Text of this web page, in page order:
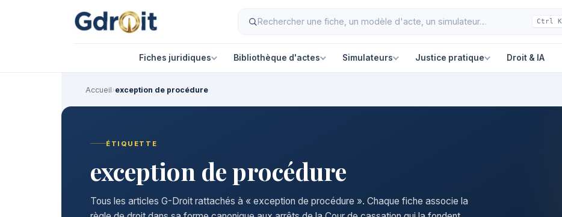
Ctrl K
Fiches juridiques Bibliothèque d'actes Simulateurs Justice pratique Droit & IA
Accueil›exception de procédure
ÉTIQUETTE
exception de procédure
Tous les articles G-Droit rattachés à « exception de procédure ». Chaque fiche associe la